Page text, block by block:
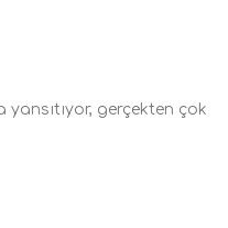
yansıtıyor, gerçekten çok